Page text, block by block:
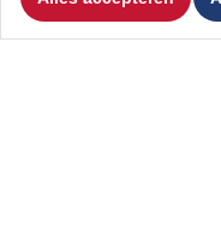
Lees onze